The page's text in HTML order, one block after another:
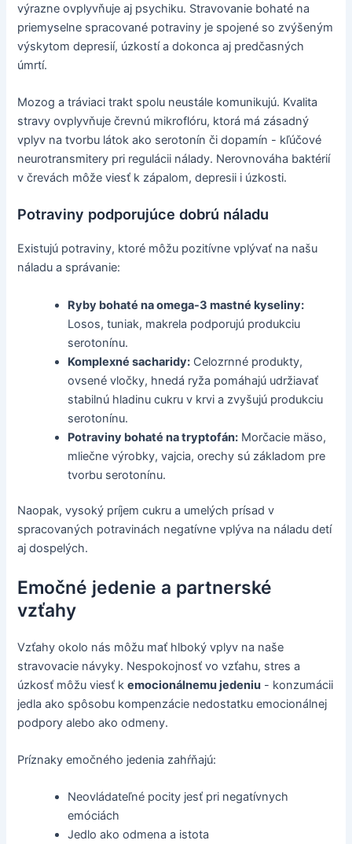
výrazne ovplyvňuje aj psychiku. Stravovanie bohaté na
priemyselne spracované potraviny je spojené so zvýšeným
výskytom depresií, úzkostí a dokonca aj predčasných
úmrtí.
Mozog a tráviaci trakt spolu neustále komunikujú. Kvalita
stravy ovplyvňuje črevnú mikroflóru, ktorá má zásadný
vplyv na tvorbu látok ako serotonín či dopamín - kľúčové
neurotransmitery pri regulácii nálady. Nerovnováha baktérií
v črevách môže viesť k zápalom, depresii i úzkosti.
Potraviny podporujúce dobrú náladu
Existujú potraviny, ktoré môžu pozitívne vplývať na našu
náladu a správanie:
Ryby bohaté na omega-3 mastné kyseliny:
Losos, tuniak, makrela podporujú produkciu
serotonínu.
Komplexné sacharidy: Celozrnné produkty,
ovsené vločky, hnedá ryža pomáhajú udržiavať
stabilnú hladinu cukru v krvi a zvyšujú produkciu
serotonínu.
Potraviny bohaté na tryptofán: Morčacie mäso,
mliečne výrobky, vajcia, orechy sú základom pre
tvorbu serotonínu.
Naopak, vysoký príjem cukru a umelých prísad v
spracovaných potravinách negatívne vplýva na náladu detí
aj dospelých.
Emočné jedenie a partnerské
vzťahy
Vzťahy okolo nás môžu mať hlboký vplyv na naše
stravovacie návyky. Nespokojnosť vo vzťahu, stres a
úzkosť môžu viesť kemocionálnemu jedeniu - konzumácii
jedla ako spôsobu kompenzácie nedostatku emocionálnej
podpory alebo ako odmeny.
Príznaky emočného jedenia zahŕňajú:
Neovládateľné pocity jesť pri negatívnych
emóciách
Jedlo ako odmena a istota